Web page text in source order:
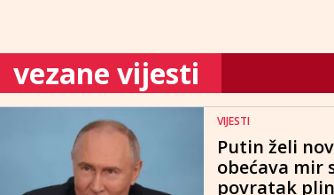
vezane vijesti
VIJESTI
Putin želi
obećava mir
povratak